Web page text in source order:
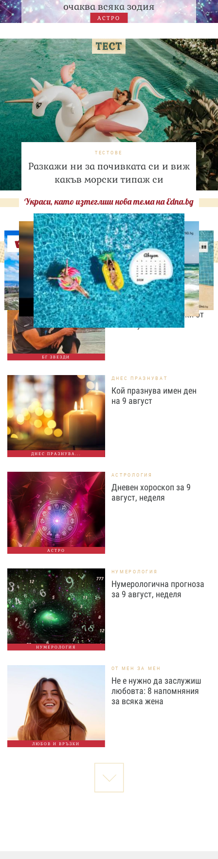
очаква всяка зодия
АСТРО
ТЕСТОВЕ
Разкажи ни за почивката си и виж
какъв морски типаж си
Украси, като изтеглиш нова тема на Edna.bg
Оферти
БГ ЗВЕЗДИ
ИЗВЕСТНИ
Даниел Петканов покори
Африка: пингвини, акули
и незабравими гледки от
Кейптаун
ДНЕС ПРАЗНУВА...
ДНЕС ПРАЗНУВАТ
Кой празнува имен ден
на 9 август
АСТРО
АСТРОЛОГИЯ
Дневен хороскоп за 9
август, неделя
НУМЕРОЛОГИЯ
НУМЕРОЛОГИЯ
Нумерологична прогноза
за 9 август, неделя
ЛЮБОВ И ВРЪЗКИ
ОТ МЕН ЗА МЕН
Не е нужно да заслужиш
любовта: 8 напомняния
за всяка жена